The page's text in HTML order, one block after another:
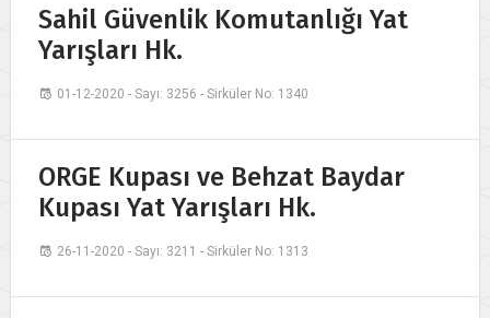
Sahil Güvenlik Komutanlığı Yat
Yarışları Hk.
01-12-2020 - Sayı: 3256 - Sirküler No: 1340
ORGE Kupası ve Behzat Baydar
Kupası Yat Yarışları Hk.
26-11-2020 - Sayı: 3211 - Sirküler No: 1313